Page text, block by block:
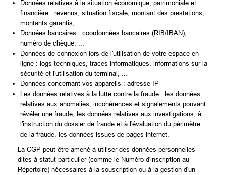
Données relatives à la situation économique, patrimoniale et
financière : revenus, situation fiscale, montant des prestations,
montants garantis, ...
Données bancaires : coordonnées bancaires (RIB/IBAN),
numéro de chèque, ...
Données de connexion lors de l'utilisation de votre espace en
ligne : logs techniques, traces informatiques, informations sur la
sécurité et l'utilisation du terminal, ...
Données concernant vos appareils : adresse IP
Les données relatives à la lutte contre la fraude : les données
relatives aux anomalies, incohérences et signalements pouvant
révéler une fraude, les données relatives aux investigations, à
l'instruction du dossier de fraude et à l'évaluation du périmètre
de la fraude, les données issues de pages internet.
La CGP peut être amené à utiliser des données personnelles
dites à statut particulier (comme le Numéro d'inscription au
Répertoire) nécessaires à la souscription ou à la gestion d'un